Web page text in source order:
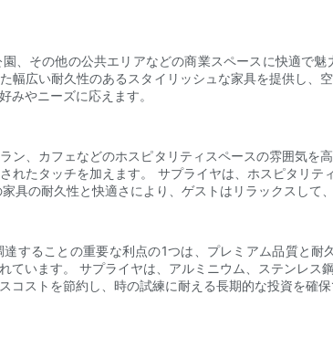
、その他の公共エリアなどの商業スペースに快適で
幅広い耐久性のあるスタイリッシュな家具を提供し
みやニーズに応えます。
ン、カフェなどのホスピタリティスペースの雰囲気
れたタッチを加えます。 サプライヤは、ホスピタリ
具の耐久性と快適さにより、ゲストはリラックスして
することの重要な利点の1つは、プレミアム品質と
ています。 サプライヤは、アルミニウム、ステンレ
ストを節約し、時の試練に耐える長期的な投資を確保